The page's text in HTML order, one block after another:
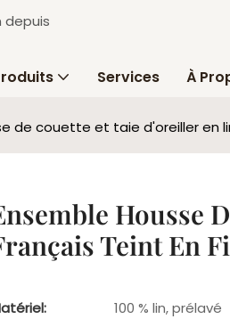
depuis
Services À
de couette et taie d'oreiller en
Housse
Teint En
100 % lin, prélavé